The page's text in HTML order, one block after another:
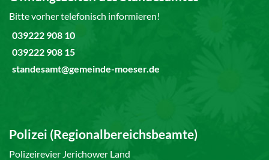
Bitte vorher telefonisch informieren!
039222 908 10
039222 908 15
standesamt@gemeinde-moeser.de
Polizei (Regionalbereichsbeamte)
Polizeirevier Jerichower Land